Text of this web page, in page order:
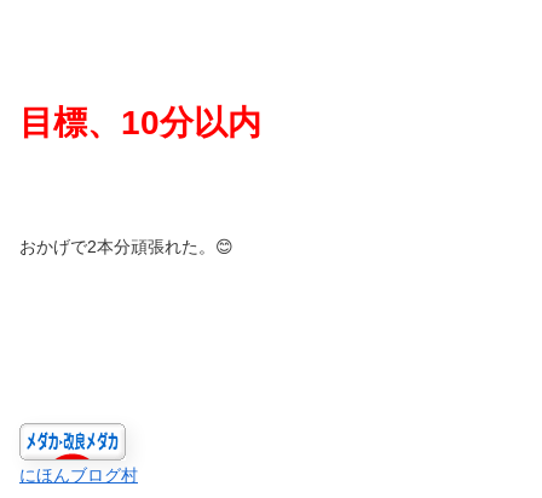
目標、 10分以内
おかげで2本分頑張れた。😊
にほんブログ村